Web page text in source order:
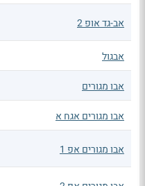
אב-גד אופ 2
אבגול
אבו מגורים
אבו מגורים אגח א
אבו מגורים אפ 1